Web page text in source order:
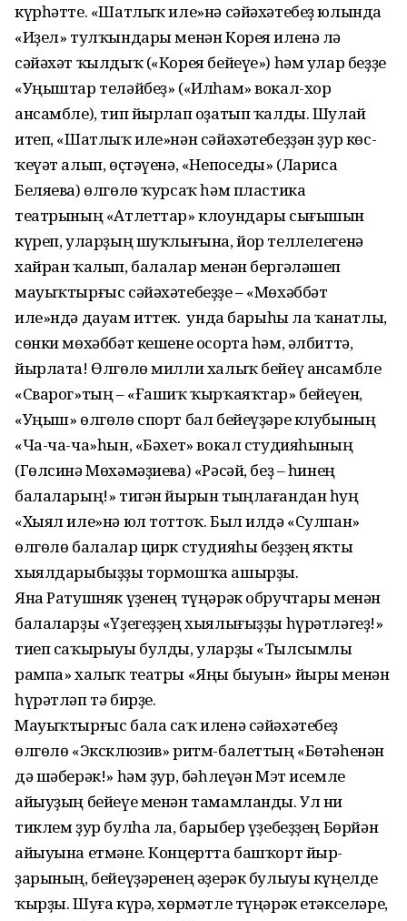
күрһәтте. «Шатлыҡ иле»нә сәйәхәтебеҙ юлында
«Иҙел» тул­ҡындары менән Корея иленә лә
сәйәхәт ҡылдыҡ («Корея бейеүе») һәм улар беҙҙе
«Уңыштар теләйбеҙ» («Илһам» вокал-хор
ансамбле), тип йырлап оҙатып ҡалды. Шулай
итеп, «Шатлыҡ иле»нән сәйәхәтебеҙҙән ҙур көс-
ҡеүәт алып, өҫтәүенә, «Непоседы» (Лариса
Беляева) өлгөлө ҡурсаҡ һәм пластика
театрының «Атлеттар» клоундары сығышын
күреп, улар­ҙың шуҡлығына, йор теллелегенә
хайран ҡалып, балалар менән бергәләшеп
мауыҡтырғыс сәйәхәтебеҙҙе – «Мөхәббәт
иле»ндә дауам иттек. Ә унда барыһы ла ҡанатлы,
сөнки мөхәббәт кешене осорта һәм, әлбиттә,
йырлата! Өлгөлө милли халыҡ бейеү ансамбле
«Сварог»тың – «Ғашиҡ ҡырҡаяҡтар» бейеүен,
«Уңыш» өлгөлө спорт бал бейеүҙәре клубының
«Ча-ча-ча»һын, «Бәхет» вокал студияһының
(Гөлсинә Мөхәмәҙиева) «Рәсәй, беҙ – һинең
балаларың!» тигән йырын тыңлағандан һуң
«Хыял иле»нә юл тоттоҡ. Был илдә «Сулпан»
өлгөлө балалар цирк студияһы беҙҙең яҡты
хыялдарыбыҙҙы тормошҡа ашырҙы.
Яна Ратушняк үҙенең түңәрәк обручтары менән
балаларҙы «Үҙегеҙҙең хыялығыҙҙы һүрәтләгеҙ!»
тиеп саҡырыуы булды, уларҙы «Тылсымлы
рампа» халыҡ театры «Яңы быуын» йыры менән
һүрәтләп тә бирҙе.
Мауыҡтырғыс бала саҡ иленә сәйәхәтебеҙ
өлгөлө «Эксклюзив» ритм-балеттың «Бөтәһенән
дә шәберәк!» һәм ҙур, бәһлеүән Мэт исемле
айыуҙың бейеүе менән тамамланды. Ул ни
тиклем ҙур булһа ла, барыбер үҙебеҙҙең Бөрйән
айыуына етмәне. Концертта башҡорт йыр­
ҙарының, бейеүҙәренең әҙерәк булыуы күңелде
ҡырҙы. Шуға күрә, хөрмәтле түңәрәк етәкселәре,